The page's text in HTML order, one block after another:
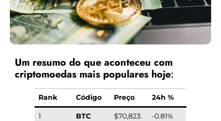
Um resumo do que aconteceu com
criptomoedas mais populares hoje:
Rank Código Preço 24h %
1 BTC
$70,823.
-0.81%